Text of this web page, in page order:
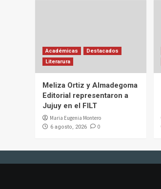
Académicas
Destacados
Literarura
Meliza Ortiz y Almadegoma
Editorial representaron a
Jujuy en el FILT
Maria Eugenia Montero
6 agosto, 2026 0